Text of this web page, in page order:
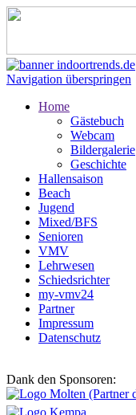
Navigation überspringen
Home
Gästebuch
Webcam
Bildergalerie
Geschichte
Hallensaison
Beach
Jugend
Mixed/BFS
Senioren
VMV
Lehrwesen
Schiedsrichter
my-vmv24
Partner
Impressum
Datenschutz
Dank den Sponsoren: